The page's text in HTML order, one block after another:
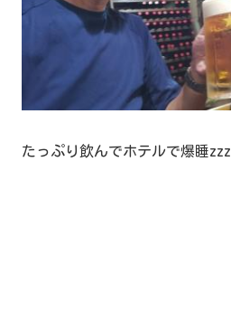
たっぷり飲んでホテルで爆睡zzz